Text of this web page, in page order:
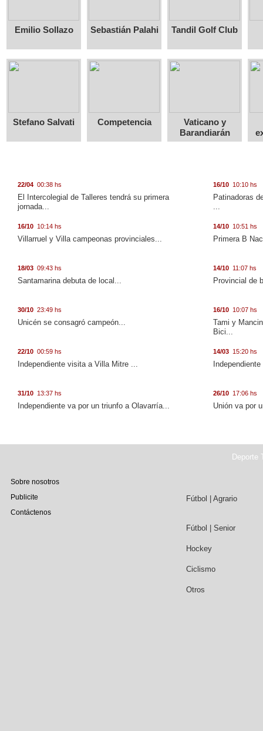
Emilio Sollazo Sebastián Palahi Tandil Golf Club
Stefano Salvati Competencia
Vaticano y
Barandiarán
22/04 00:38 hs
El Intercolegial de Talleres tendrá su primera
jornada...
16/10 10:10 hs
Patinadoras
...
16/10 10:14 hs
Villarruel y Villa campeonas provinciales...
14/10 10:51 hs
Primera B
18/03 09:43 hs
Santamarina debuta de local...
14/10 11:07 hs
Provincial de
30/10 23:49 hs
Unicén se consagró campeón...
16/10 10:07 hs
Tami y
Bici...
22/10 00:59 hs
Independiente visita a Villa Mitre ...
14/03 15:20 hs
31/10 13:37 hs
Independiente va por un triunfo a Olavarría...
26/10 17:06 hs
Unión va por
Deporte
Sobre nosotros
Publicite
Contáctenos
Fútbol | Agrario
Fútbol | Senior
Hockey
Ciclismo
Otros